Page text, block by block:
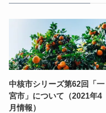
中核市シリーズ第62回「一
宮市」について（2021年4
月情報）